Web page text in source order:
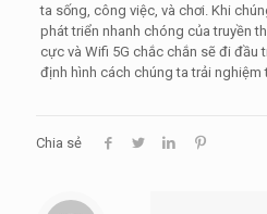
ta sống, công việc, và chơi. Khi
phát triển nhanh chóng của truyền
cực và Wifi 5G chắc chắn sẽ đi đầu
định hình cách chúng ta trải nghiệm
Chia sẻ